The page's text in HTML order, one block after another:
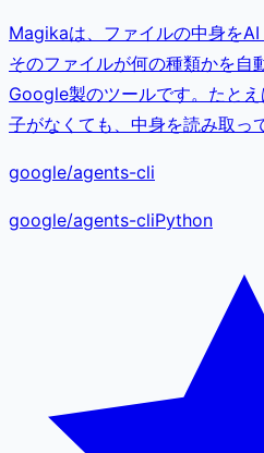
Magikaは、ファイルの中身をAI
そのファイルが何の種類かを自
Google製のツールです。たと
子がなくても、中身を読み取っ
google/agents-cli
google/agents-cliPython